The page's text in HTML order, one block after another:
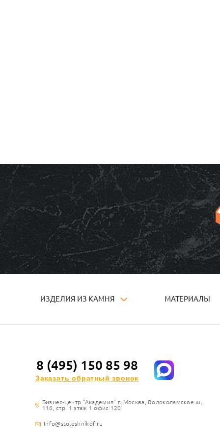
ИЗДЕЛИЯ ИЗ КАМНЯ МАТЕРИАЛЫ
8 (495) 150 85 98
Заказать обратный звонок
Бизнес-центр "Академия" г. Москва, Волоколамское ш.,
116, стр. 1 этаж 1 офис 120
Info@stoleshnikof.ru